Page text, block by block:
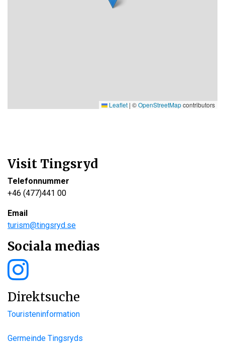
Leaflet | ©OpenStreetMapcontributors
Visit Tingsryd
Telefonnummer
+46 (477)441 00
Email
turism@tingsryd.se
Sociala medias
Direktsuche
Touristeninformation
Germeinde Tingsryds